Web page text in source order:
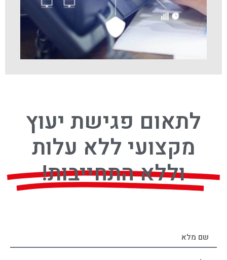
לתאום פגישת יעוץ
מקצועי ללא עלות
וללא התחייבות!